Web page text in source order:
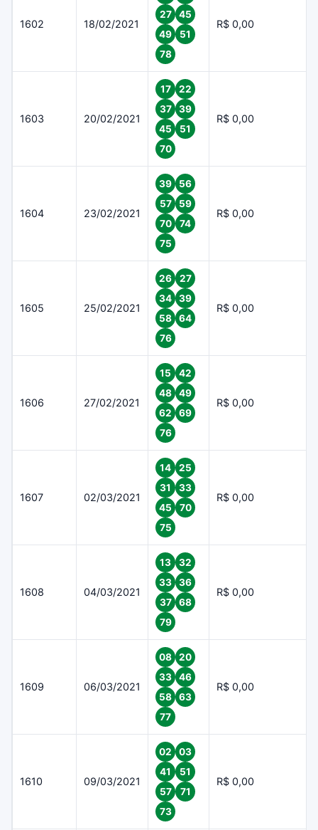
1602 18/02/2021
27
45
49
51
78
R$ 0,00
1603 20/02/2021
17
22
37
39
45
51
70
R$ 0,00
1604 23/02/2021
39
56
57
59
70
74
75
R$ 0,00
1605 25/02/2021
26
27
34
39
58
64
76
R$ 0,00
1606 27/02/2021
15
42
48
49
62
69
76
R$ 0,00
1607 02/03/2021
14
25
31
33
45
70
75
R$ 0,00
1608 04/03/2021
13
32
33
36
37
68
79
R$ 0,00
1609 06/03/2021
08
20
33
46
58
63
77
R$ 0,00
1610 09/03/2021
02
03
41
51
57
71
73
R$ 0,00